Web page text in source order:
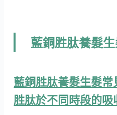
藍銅胜肽養髮
藍銅胜肽養髮生髮
胜肽於不同時段的吸